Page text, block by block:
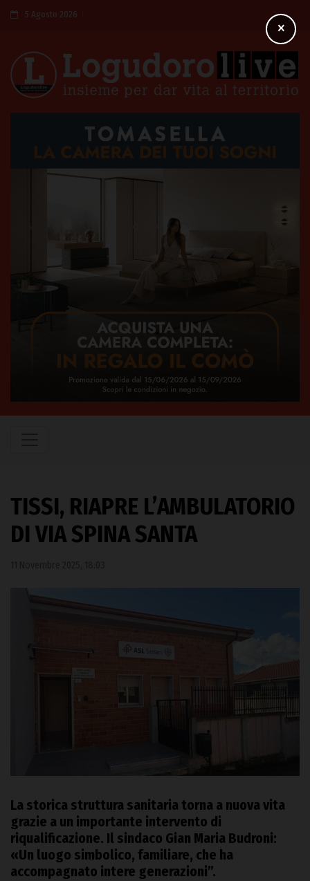
5 Agosto 2026
TISSI, RIAPRE L’AMBULATORIO
DI VIA SPINA SANTA
La storica struttura sanitaria torna a nuova vita
grazie a un importante intervento di
riqualificazione. Il sindaco Gian Maria Budroni:
«Un luogo simbolico, familiare, che ha
accompagnato intere generazioni”.
×